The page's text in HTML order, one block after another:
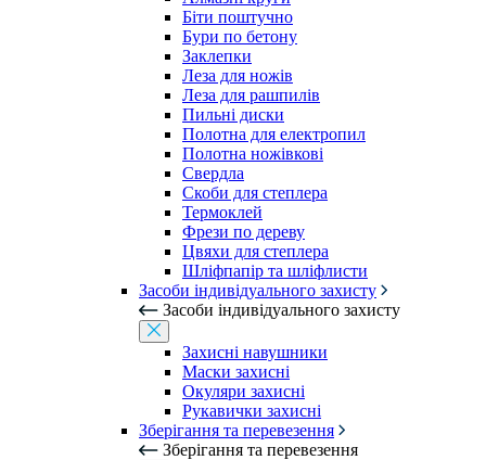
Біти поштучно
Бури по бетону
Заклепки
Леза для ножів
Леза для рашпилів
Пильні диски
Полотна для електропил
Полотна ножівкові
Свердла
Скоби для степлера
Термоклей
Фрези по дереву
Цвяхи для степлера
Шліфпапір та шліфлисти
Засоби індивідуального захисту
Засоби індивідуального захисту
Захисні навушники
Маски захисні
Окуляри захисні
Рукавички захисні
Зберігання та перевезення
Зберігання та перевезення